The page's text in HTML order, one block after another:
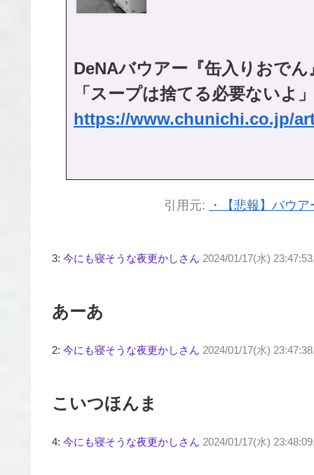
DeNAバウアー『缶入りおで
「スープは捨てる必要ないよ
https://www.chunichi.co.jp/
引用元: ・【悲報】バウ
3: 今にも寝そうな夜更かしさん 2024/01/17(水)
あーあ
2: 今にも寝そうな夜更かしさん 2024/01/17(水)
こいつほんま
4: 今にも寝そうな夜更かしさん 2024/01/17(水)